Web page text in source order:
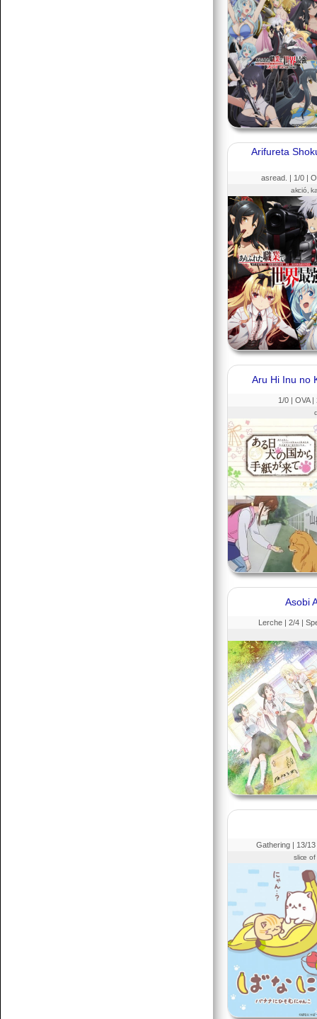
Arifureta
asread. | 1/0 |
akció,
Aru Hi Inu no
1/0 | OVA|
Asobi
Lerche | 2/4 |
Gathering | 13/
slice of